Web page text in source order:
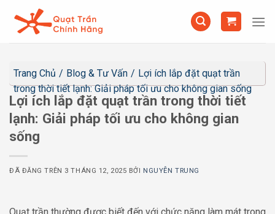
đến
Trang Chủ / Blog & Tư Vấn / Lợi ích lắp đặt quạt trần
trong thời tiết lạnh: Giải pháp tối ưu cho không gian sống
Lợi ích lắp đặt quạt trần trong thời tiết
lạnh: Giải pháp tối ưu cho không gian
sống
ĐÃ ĐĂNG TRÊN 3 THÁNG 12, 2025 BỞI NGUYỄN TRUNG